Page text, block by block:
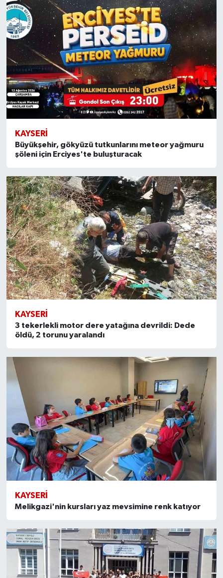
KAYSERI
Büyükşehir, gökyüzü tutkunlarını meteor yağmuru
şöleni için Erciyes'te buluşturacak
KAYSERI
3 tekerlekli motor dere yatağına devrildi: Dede
öldü, 2 torunu yaralandı
KAYSERI
Melikgazi'nin kursları yaz mevsimine renk katıyor